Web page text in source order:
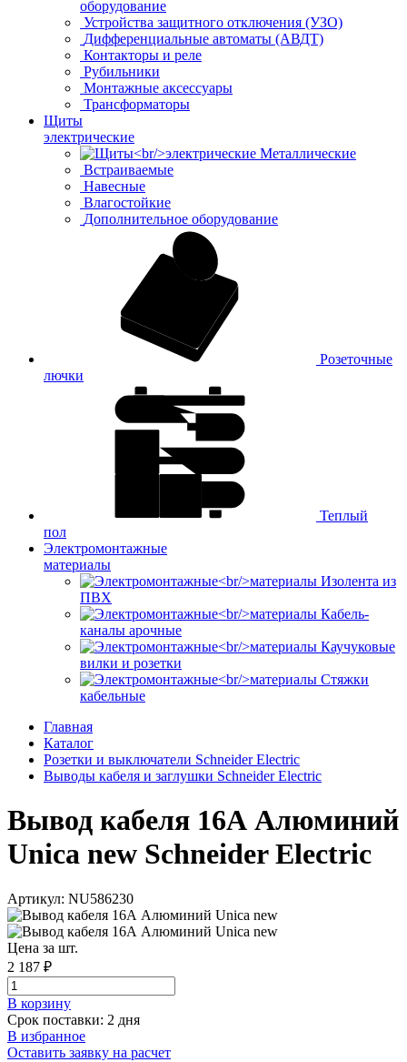
оборудование
Устройства защитного отключения (УЗО)
Дифференциальные автоматы (АВДТ)
Контакторы и реле
Рубильники
Монтажные аксессуары
Трансформаторы
Щиты
электрические
Металлические
Встраиваемые
Навесные
Влагостойкие
Дополнительное оборудование
Розеточные
лючки
Теплый
пол
Электромонтажные
материалы
Изолента из
ПВХ
Кабель-
каналы арочные
Каучуковые
вилки и розетки
Стяжки
кабельные
Главная
Каталог
Розетки и выключатели Schneider Electric
Выводы кабеля и заглушки Schneider Electric
Вывод кабеля 16А Алюминий
Unica new Schneider Electric
Артикул: NU586230
Цена за шт.
2 187 ₽
В корзинy
Срок поставки: 2 дня
В избранное
Оставить заявку на расчет